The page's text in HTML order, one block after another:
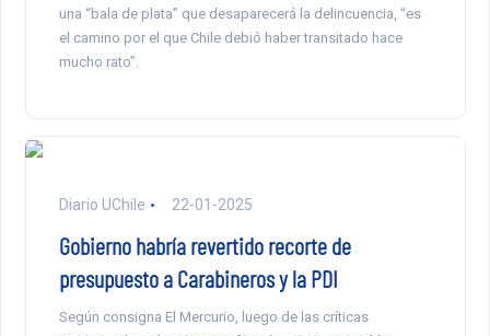
una “bala de plata” que desaparecerá la delincuencia, “es
el camino por el que Chile debió haber transitado hace
mucho rato”.
Diario UChile 22-01-2025
Gobierno habría revertido recorte de
presupuesto a Carabineros y la PDI
Según consigna El Mercurio, luego de las críticas